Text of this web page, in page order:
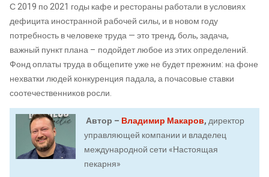
С 2019 по 2021 годы кафе и рестораны работали в условиях
дефицита иностранной рабочей силы, и в новом году
потребность в человеке труда — это тренд, боль, задача,
важный пункт плана – подойдет любое из этих определений.
Фонд оплаты труда в общепите уже не будет прежним: на фоне
нехватки людей конкуренция падала, а почасовые ставки
соотечественников росли.
Автор – Владимир Макаров,директор
управляющей компании и владелец
международной сети «Настоящая
пекарня»